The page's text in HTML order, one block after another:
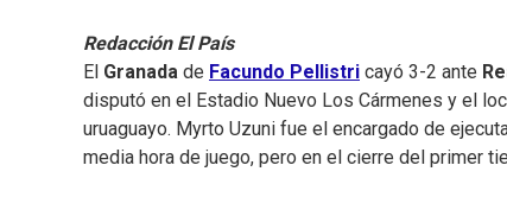
Redacción El País
El Granada de Facundo Pellistri cayó 3-2 ante
disputó en el Estadio Nuevo Los Cármenes y el
uruaguayo. Myrto Uzuni fue el encargado de
media hora de juego, pero en el cierre del primer